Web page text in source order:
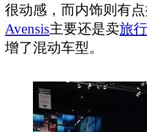
很动感，而内饰则有
Avensis主要还是卖旅
增了混动车型。